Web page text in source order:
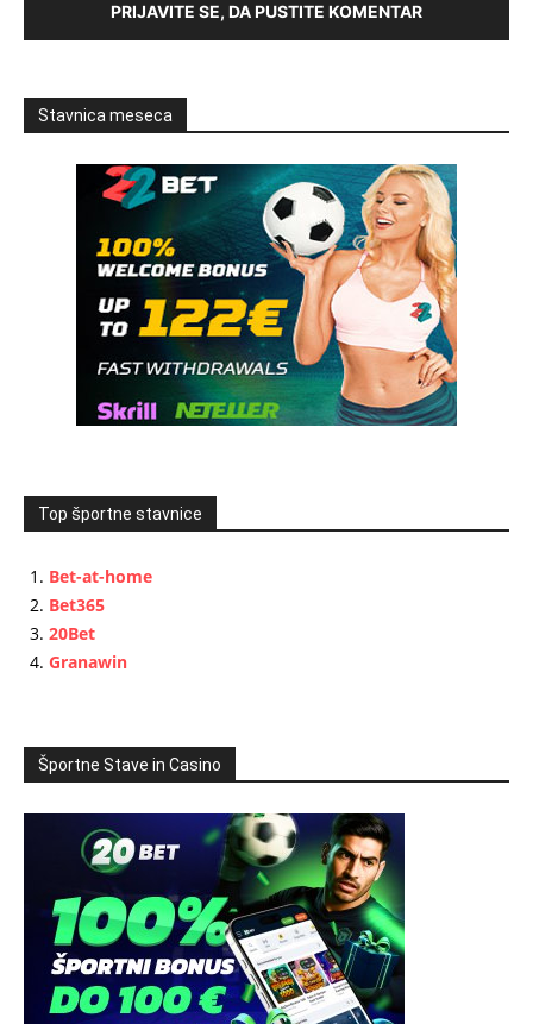
PRIJAVITE SE, DA PUSTITE KOMENTAR
Stavnica meseca
Top športne stavnice
Bet-at-home
Bet365
20Bet
Granawin
Športne Stave in Casino